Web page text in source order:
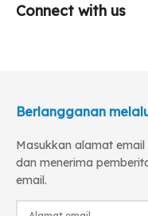
Connect with us
Berlangganan
Masukkan alamat
dan menerima
email.
Alamat